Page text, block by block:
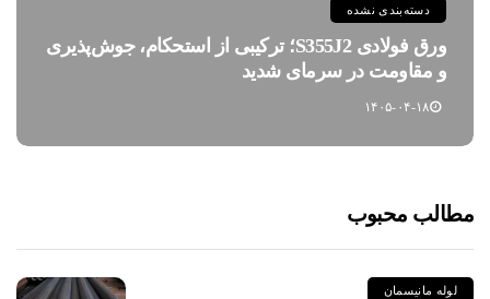
دسته‌بندی نشده
ورق فولادی S355J2؛ ترکیبی از استحکام، جوش‌پذیری
و مقاومت در سرمای شدید
۱۴۰۵-۰۴-۱۸
مطالب محبوب
لوله مانیسمان